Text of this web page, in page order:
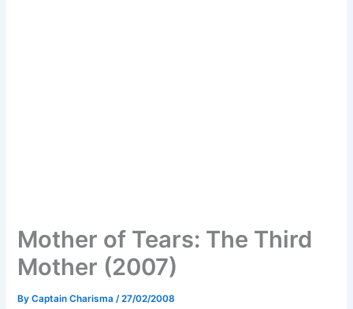
Mother of Tears: The Third
Mother (2007)
ByCaptain Charisma /27/02/2008